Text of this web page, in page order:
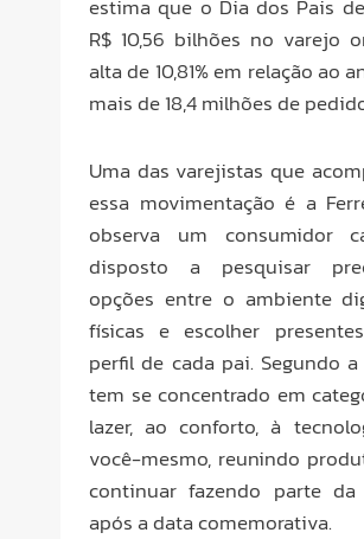
estima que o Dia dos Pais
R$ 10,56 bilhões no varejo
alta de 10,81% em relação ao
mais de 18,4 milhões de
Uma das varejistas que
essa movimentação é a
observa um consumidor
disposto a pesquisar
opções entre o ambiente
físicas e escolher
perfil de cada pai. Segundo
tem se concentrado em
lazer, ao conforto, à
você-mesmo, reunindo
continuar fazendo parte
após a data comemorativa.